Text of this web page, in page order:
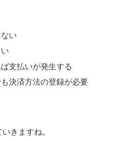
い
支払いが発生する
決済方法の登録が必要
きますね。